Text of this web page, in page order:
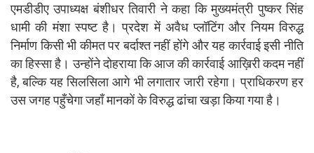
एमडीडीए उपाध्यक्ष बंशीधर तिवारी ने कहा कि मुख्यमंत्री पुष्कर सिंह
धामी की मंशा स्पष्ट है। प्रदेश में अवैध प्लॉटिंग और नियम विरुद्ध
निर्माण किसी भी कीमत पर बर्दाश्त नहीं होंगे और यह कार्रवाई इसी नीति
का हिस्सा है। उन्होंने दोहराया कि आज की कार्रवाई आख़िरी कदम नहीं
है, बल्कि यह सिलसिला आगे भी लगातार जारी रहेगा। प्राधिकरण हर
उस जगह पहुँचेगा जहाँ मानकों के विरुद्ध ढांचा खड़ा किया गया है।